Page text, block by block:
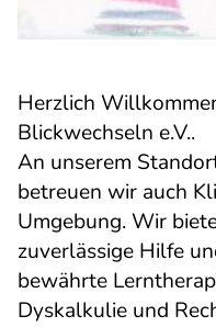
Herzlich
Blickwechseln e.V..
An unserem
betreuen wir auch
Umgebung. Wir
zuverlässige Hilfe
bewährte
Dyskalkulie und